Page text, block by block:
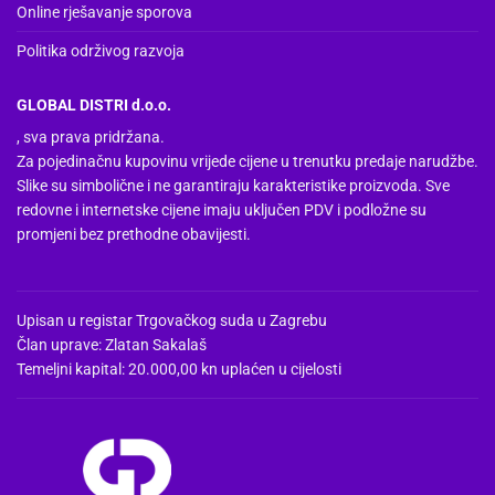
Online rješavanje sporova
Politika održivog razvoja
GLOBAL DISTRI d.o.o.
, sva prava pridržana.
Za pojedinačnu kupovinu vrijede cijene u trenutku predaje narudžbe.
Slike su simbolične i ne garantiraju karakteristike proizvoda. Sve
redovne i internetske cijene imaju uključen PDV i podložne su
promjeni bez prethodne obavijesti.
Upisan u registar Trgovačkog suda u Zagrebu
Član uprave: Zlatan Sakalaš
Temeljni kapital: 20.000,00 kn uplaćen u cijelosti